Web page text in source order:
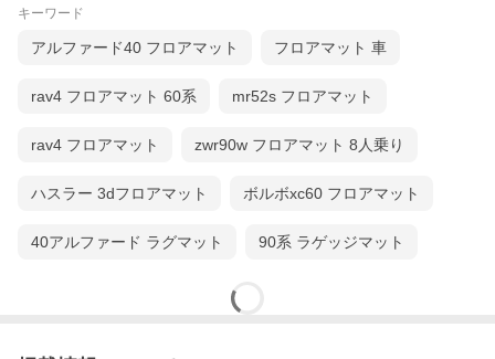
▼関連する他の商品はこちら▼
キーワード
アルファード40 フロアマット フロアマット 車
rav4 フロアマット 60系 mr52s フロアマット
rav4 フロアマット zwr90w フロアマット 8人乗り
ハスラー 3dフロアマット ボルボxc60 フロアマット
40アルファード ラグマット 90系 ラゲッジマット